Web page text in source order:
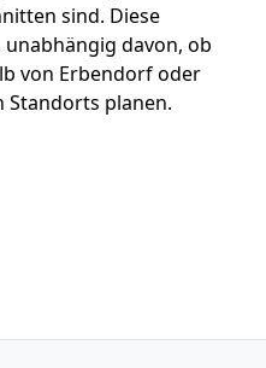
sind. Diese
davon, ob
von Erbendorf oder
Standorts planen.